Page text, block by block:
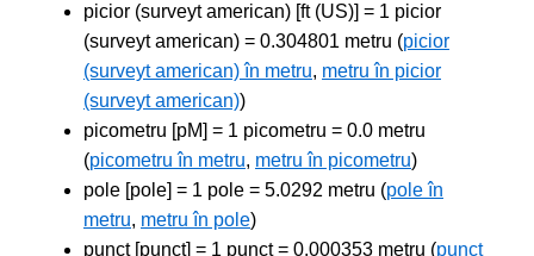
picior (surveyt american) [ft (US)] = 1 picior
(surveyt american) = 0.304801 metru (picior
(surveyt american) în metru, metru în picior
(surveyt american))
picometru [pM] = 1 picometru = 0.0 metru
(picometru în metru, metru în picometru)
pole [pole] = 1 pole = 5.0292 metru (pole în
metru, metru în pole)
punct [punct] = 1 punct = 0.000353 metru (punct